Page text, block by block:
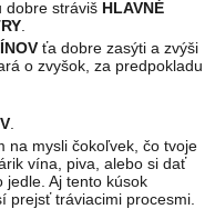
dobre stráviš HLAVNÉ
ťa dobre zasýti a zvýši
o zvyšok, za predpokladu
na mysli čokoľvek, čo tvoje
vína, piva, alebo si dať
jedle. Aj tento kúsok
prejsť tráviacimi procesmi.